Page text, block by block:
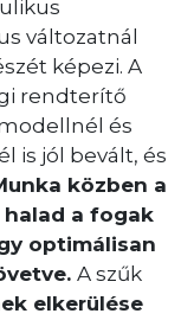
változatnál
képezi. A
rendterítő
modellnél és
is jól bevált, és
közben a
a fogak
optimálisan
A szűk
elkerülése